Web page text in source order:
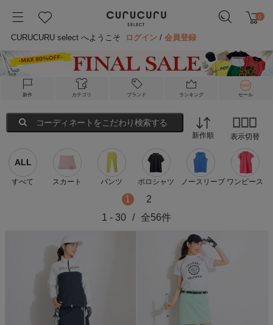
0
CURUCURU select へようこそ ログイン /会員登録
新作 カテゴリ ブランド ランキング セール
コーディネートをこだわり検索する
新作順 表示切替
ALL
すべて スカート パンツ ポロシャツ ノースリーブ ワンピース
1
2
1 - 30 / 全56件